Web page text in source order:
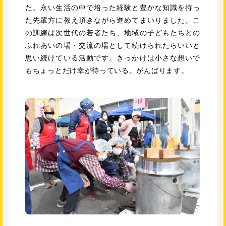
た。永い生活の中で培った経験と豊かな知識を持っ
た先輩方に教え頂きながら進めてまいりました。こ
の訓練は次世代の若者たち、地域の子どもたちとの
ふれあいの場・交流の場として続けられたらいいと
思い続けている活動です。きっかけは小さな想いで
もちょっとだけ幸が待っている。がんばります。